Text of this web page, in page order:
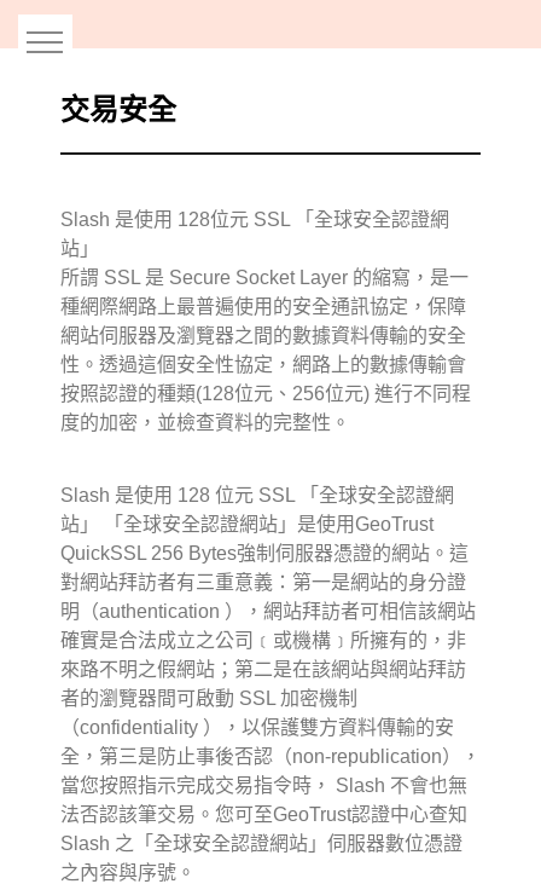
到
交易安全
Slash 是使用 128位元 SSL 「全球安全認證網
站」
所謂 SSL 是 Secure Socket Layer 的縮寫，是一
種網際網路上最普遍使用的安全通訊協定，保障
網站伺服器及瀏覽器之間的數據資料傳輸的安全
性。透過這個安全性協定，網路上的數據傳輸會
按照認證的種類(128位元、256位元) 進行不同程
度的加密，並檢查資料的完整性。
Slash 是使用 128 位元 SSL 「全球安全認證網
站」 「全球安全認證網站」是使用GeoTrust
QuickSSL 256 Bytes強制伺服器憑證的網站。這
對網站拜訪者有三重意義：第一是網站的身分證
明（authentication ），網站拜訪者可相信該網站
確實是合法成立之公司﹝或機構﹞所擁有的，非
來路不明之假網站；第二是在該網站與網站拜訪
者的瀏覽器間可啟動 SSL 加密機制
（confidentiality ），以保護雙方資料傳輸的安
全，第三是防止事後否認（non-republication），
當您按照指示完成交易指令時， Slash 不會也無
法否認該筆交易。您可至GeoTrust認證中心查知
Slash 之「全球安全認證網站」伺服器數位憑證
之內容與序號。